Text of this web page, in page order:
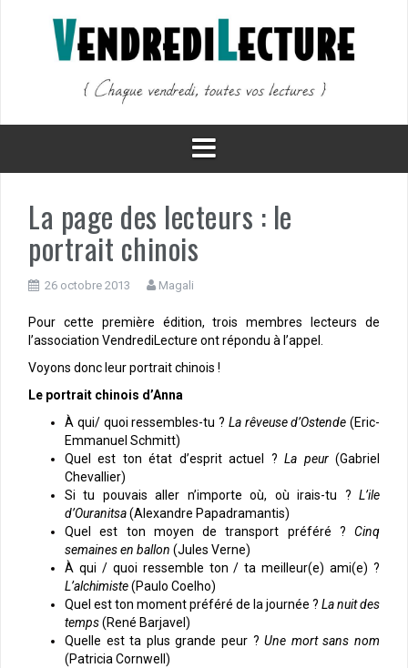
La page des lecteurs : le
portrait chinois
26 octobre 2013 Magali
Pour cette première édition, trois membres lecteurs de
l’association VendrediLecture ont répondu à l’appel.
Voyons donc leur portrait chinois !
Le portrait chinois d’Anna
À qui/ quoi ressembles-tu ? La rêveuse d’Ostende (Eric-
Emmanuel Schmitt)
Quel est ton état d’esprit actuel ?La peur(Gabriel
Chevallier)
Si tu pouvais aller n’importe où, où irais-tu ? L’ile
d’Ouranitsa(Alexandre Papadramantis)
Quel est ton moyen de transport préféré ? Cinq
semaines en ballon (Jules Verne)
À qui / quoi ressemble ton / ta meilleur(e) ami(e) ?
L’alchimiste(Paulo Coelho)
Quel est ton moment préféré de la journée ? La nuit des
temps(René Barjavel)
Quelle est ta plus grande peur ?Une mort sans nom
(Patricia Cornwell)